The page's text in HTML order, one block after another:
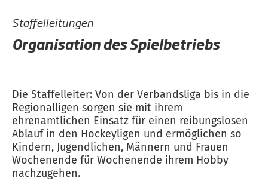
Staffelleitungen
Organisation des Spielbetriebs
Die Staffelleiter: Von der Verbandsliga bis in die
Regionalligen sorgen sie mit ihrem
ehrenamtlichen Einsatz für einen reibungslosen
Ablauf in den Hockeyligen und ermöglichen so
Kindern, Jugendlichen, Männern und Frauen
Wochenende für Wochenende ihrem Hobby
nachzugehen.